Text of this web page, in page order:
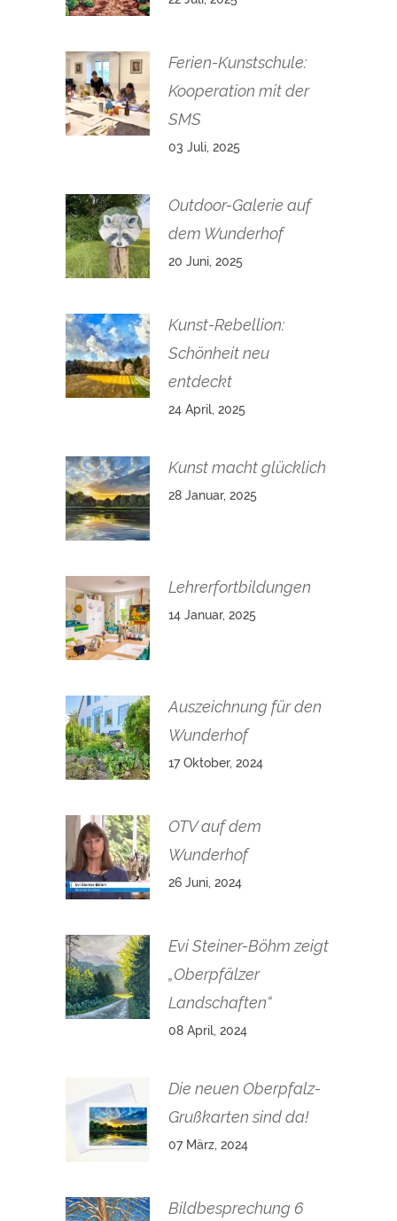
Ferien-Kunstschule:
Kooperation mit der
SMS
03 Juli, 2025
Outdoor-Galerie auf
dem Wunderhof
20 Juni, 2025
Kunst-Rebellion:
Schönheit neu
entdeckt
24 April, 2025
Kunst macht glücklich
28 Januar, 2025
Lehrerfortbildungen
14 Januar, 2025
Auszeichnung für den
Wunderhof
17 Oktober, 2024
OTV auf dem
Wunderhof
26 Juni, 2024
Evi Steiner-Böhm zeigt
„Oberpfälzer
Landschaften“
08 April, 2024
Die neuen Oberpfalz-
Grußkarten sind da!
07 März, 2024
Bildbesprechung 6